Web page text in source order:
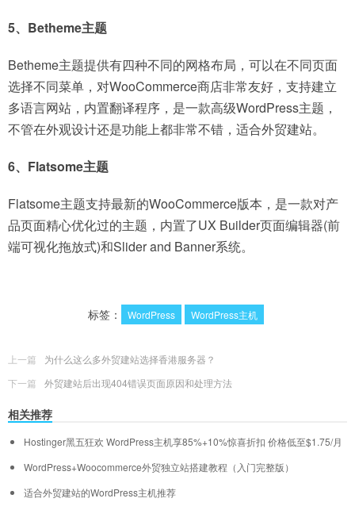
5、Betheme主题
Betheme主题提供有四种不同的网格布局，可以在不同页面
选择不同菜单，对WooCommerce商店非常友好，支持建立
多语言网站，内置翻译程序，是一款高级WordPress主题，
不管在外观设计还是功能上都非常不错，适合外贸建站。
6、Flatsome主题
Flatsome主题支持最新的WooCommerce版本，是一款对产
品页面精心优化过的主题，内置了UX Builder页面编辑器(前
端可视化拖放式)和Slider and Banner系统。
标签： WordPress WordPress主机
上一篇
为什么这么多外贸建站选择香港服务器？
下一篇
外贸建站后出现404错误页面原因和处理方法
相关推荐
Hostinger黑五狂欢 WordPress主机享85%+10%惊喜折扣 价格低至$1.75/月
WordPress+Woocommerce外贸独立站搭建教程（入门完整版）
适合外贸建站的WordPress主机推荐